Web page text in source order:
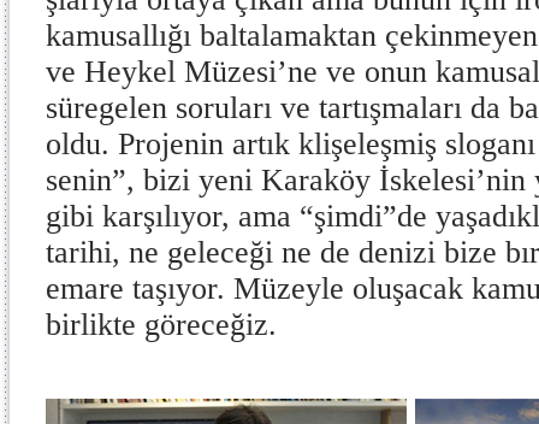
kamusallığı baltalamaktan
ve Heykel Müzesi’ne ve onun
süregelen soruları ve tartışmaları da
oldu. Projenin artık klişeleşmiş
senin”, bizi yeni Karaköy İskelesi’nin
gibi karşılıyor, ama “şimdi”de
tarihi, ne geleceği ne de denizi bize
emare taşıyor. Müzeyle oluşacak
birlikte göreceğiz.